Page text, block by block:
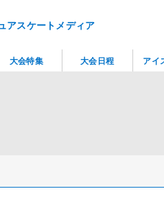
アスケートメディア
大会特集 大会日程 アイ